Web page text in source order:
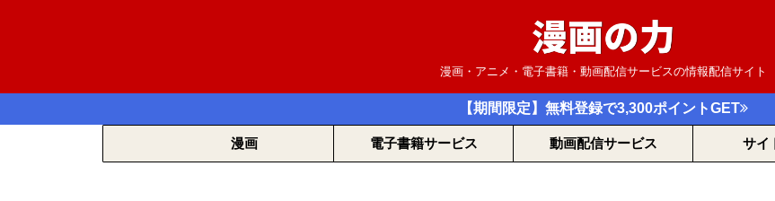
漫画・アニメ・電子書籍・動画配信サービスの情報配信サイト
【期間限定】無料登録で3,300ポイントGET
漫画 電子書籍サービス 動画配信サービス サイ